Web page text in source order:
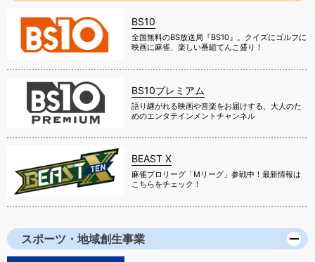
BS10
全国無料のBS放送局『BS10』。クイズにゴルフに
映画に麻雀、楽しい番組てんこ盛り！
BS10プレミアム
語り継がれる映画や音楽をお届けする、大人のた
めのエンタテインメントチャンネル
BEAST X
麻雀プロリーグ「Mリーグ」参戦中！最新情報は
こちらをチェック！
スポーツ・地域創生事業